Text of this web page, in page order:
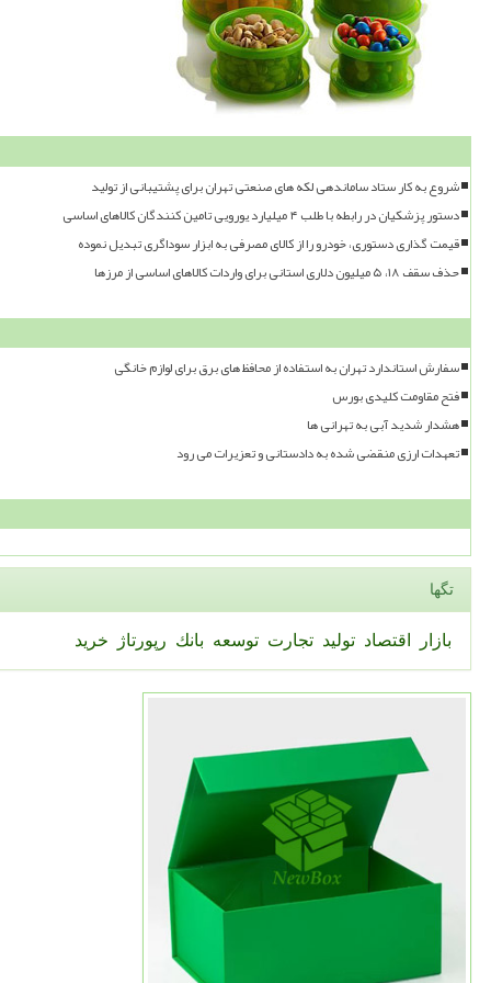
شروع به کار ستاد ساماندهی لکه های صنعتی تهران برای پشتیبانی از تولید
دستور پزشکیان در رابطه با طلب ۴ میلیارد یورویی تامین کنندگان کالاهای اساسی
قیمت گذاری دستوری، خودرو را از کالای مصرفی به ابزار سوداگری تبدیل نموده
حذف سقف ۱۸، ۵ میلیون دلاری استانی برای واردات کالاهای اساسی از مرزها
سفارش استاندارد تهران به استفاده از محافظ های برق برای لوازم خانگی
فتح مقاومت کلیدی بورس
هشدار شدید آبی به تهرانی ها
تعهدات ارزی منقضی شده به دادستانی و تعزیرات می رود
تگها
بازار اقتصاد تولید تجارت توسعه بانك رپورتاژ خرید